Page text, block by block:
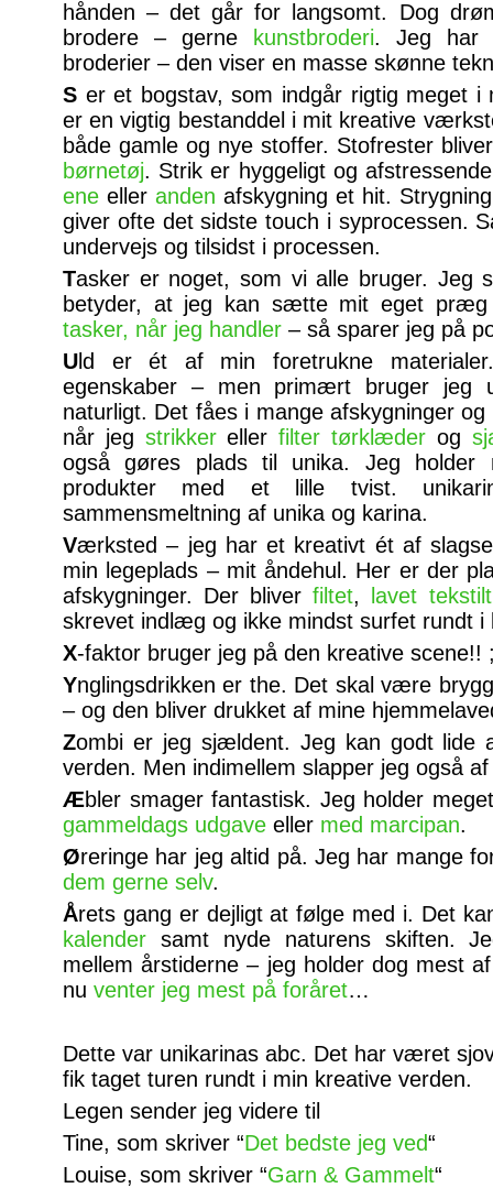
hånden – det går for langsomt. Dog
brodere – gerne kunstbroderi. Jeg har
broderier – den viser en masse skønne
S er et bogstav, som indgår rigtig meget i
er en vigtig bestanddel i mit kreative
både gamle og nye stoffer. Stofrester
børnetøj. Strik er hyggeligt og
ene eller anden afskygning et hit.
giver ofte det sidste touch i syprocessen.
undervejs og tilsidst i processen.
Tasker er noget, som vi alle bruger. Jeg
betyder, at jeg kan sætte mit eget præg
tasker, når jeg handler – så sparer jeg på
Uld er ét af min foretrukne
egenskaber – men primært bruger
naturligt. Det fåes i mange afskygninger
når jeg strikkerellerfilter tørklæder og
også gøres plads til unika. Jeg holder
produkter med et lille tvist.
sammensmeltning af unika og karina.
Værksted – jeg har et kreativt ét af
min legeplads – mit åndehul. Her er der
afskygninger. Der bliverfiltet, lavet
skrevet indlæg og ikke mindst surfet rundt i
X-faktor bruger jeg på den kreative scene!!
Ynglingsdrikken er the. Det skal være
– og den bliver drukket af mine
Zombi er jeg sjældent. Jeg kan godt lide
verden. Men indimellem slapper jeg også
Æbler smager fantastisk. Jeg holder
gammeldags udgave eller med marcipan.
Øreringe har jeg altid på. Jeg har mange
dem gerne selv.
Årets gang er dejligt at følge med i. Det
kalender samt nyde naturens skiften.
mellem årstiderne – jeg holder dog mest
nu venter jeg mest på foråret…
Dette var unikarinas abc. Det har været
fik taget turen rundt i min kreative verden.
Legen sender jeg videre til
Tine, som skriver “Det bedste jeg ved“
Louise, som skriver “Garn & Gammelt“